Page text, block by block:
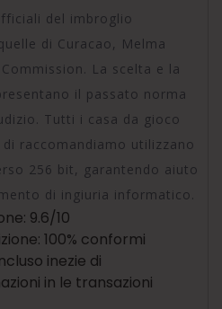
del imbroglio
di Curacao, Melma
La scelta e la
il passato norma
Tutti i casa da gioco
raccomandiamo utilizzano
256 bit, garantendo aiuto
di ingiuria informatico.
9.6/10
100% conformi
inezie di
in le transazioni